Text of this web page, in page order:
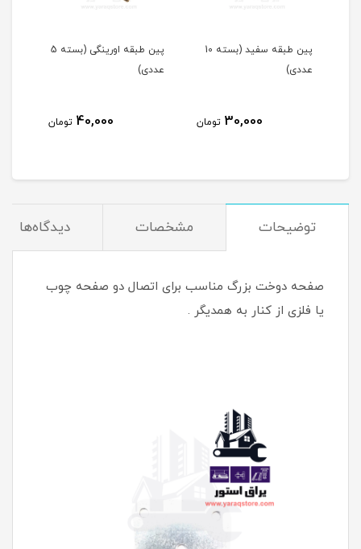
پین طبقه سفید (بسته 10
عددی)
30,000 تومان
پین طبقه اورینگی (بسته 5
عددی)
40,000 تومان
توضیحات مشخصات دیدگاه‌ها
صفحه دوخت بزرگ مناسب برای اتصال دو صفحه چوب
یا فلزی از کنار به همدیگر .